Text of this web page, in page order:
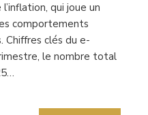
qui joue un
comportements
Chiffres clés du e-
le nombre total